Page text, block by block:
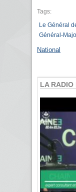
Tags:
Le Général
Général-
National
LA RADIO